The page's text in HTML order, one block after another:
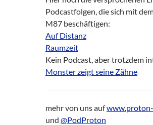
Podcastfolgen, die sich mit
M87 beschäftigen:
Auf Distanz
Raumzeit
Kein Podcast, aber trotzdem
Monster zeigt seine Zähne
mehr von uns auf
und @PodProton